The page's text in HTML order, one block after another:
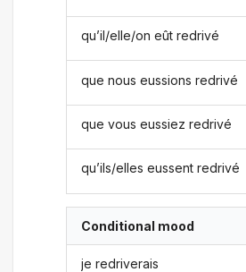
qu’il/elle/on eût redrivé
que nous eussions redrivé
que vous eussiez redrivé
qu’ils/elles eussent redrivé
Conditional mood
je redriverais